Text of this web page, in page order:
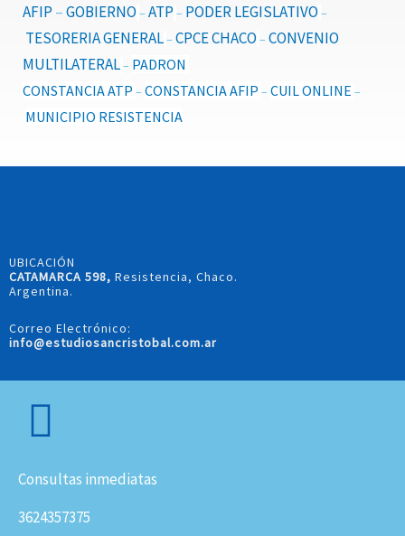
AFIP–GOBIERNO – ATP– PODER LEGISLATIVO –
TESORERIA GENERAL– CPCE CHACO – CONVENIO
MULTILATERAL– PADRON
CONSTANCIA ATP – CONSTANCIA AFIP – CUIL ONLINE –
MUNICIPIO RESISTENCIA
UBICACIÓN
CATAMARCA 598, Resistencia, Chaco.
Argentina.
Correo Electrónico:
info@estudiosancristobal.com.ar
Consultas inmediatas
3624357375